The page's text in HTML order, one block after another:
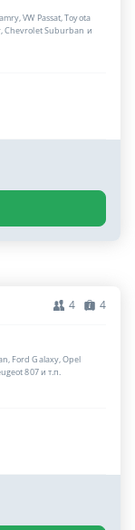
VW Passat, Toyota
Chevrolet Suburban и
4 4
Ford Galaxy, Opel
807 и т.п.